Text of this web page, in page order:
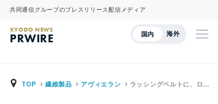
共同通信グループのプレスリリース配信メディア
国内 海外
KYODO NEWS
PRWIRE
TOP 繊維製品 アヴィエラン ラッシングベルトに、ロ…